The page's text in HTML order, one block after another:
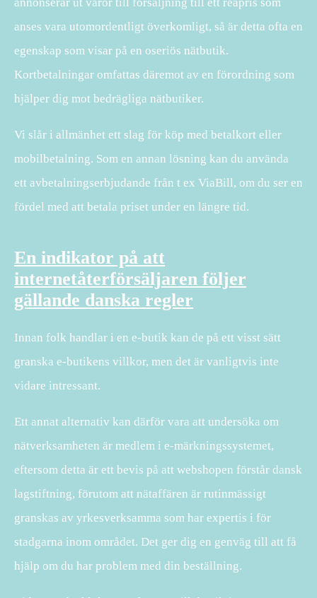
anses vara utomordentligt överkomligt, så är detta ofta en
egenskap som visar på en oseriös nätbutik.
Kortbetalningar omfattas däremot av en förordning som
hjälper dig mot bedrägliga nätbutiker.
Vi slår i allmänhet ett slag för köp med betalkort eller
mobilbetalning. Som en annan lösning kan du använda
ett avbetalningserbjudande från t ex ViaBill, om du ser en
fördel med att betala priset under en längre tid.
En indikator på att
internetåterförsäljaren följer
gällande danska regler
Innan folk handlar i en e-butik kan de på ett visst sätt
granska e-butikens villkor, men det är vanligtvis inte
vidare intressant.
Ett annat alternativ kan därför vara att undersöka om
nätverksamheten är medlem i e-märkningssystemet,
eftersom detta är ett bevis på att webshopen förstår dansk
lagstiftning, förutom att nätaffären är rutinmässigt
granskas av yrkesverksamma som har expertis i för
stadgarna inom området. Det ger dig en genväg till att få
hjälp om du har problem med din beställning.